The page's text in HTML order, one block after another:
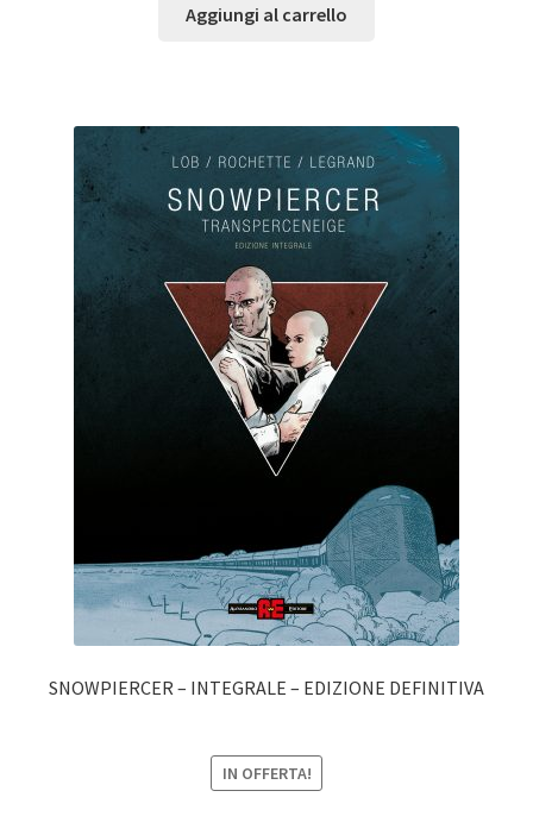
Aggiungi al carrello
SNOWPIERCER – INTEGRALE – EDIZIONE DEFINITIVA
IN OFFERTA!